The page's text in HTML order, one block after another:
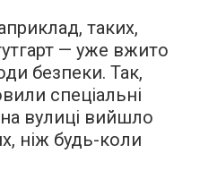
таких,
— уже вжито
безпеки. Так,
спеціальні
вулиці вийшло
ніж будь-коли